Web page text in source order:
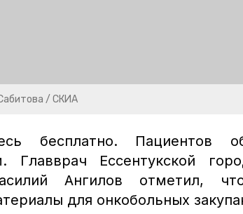
/ СКИА
бесплатно. Пациентов
Главврач Ессентукской
Ангилов отметил,
для онкобольных